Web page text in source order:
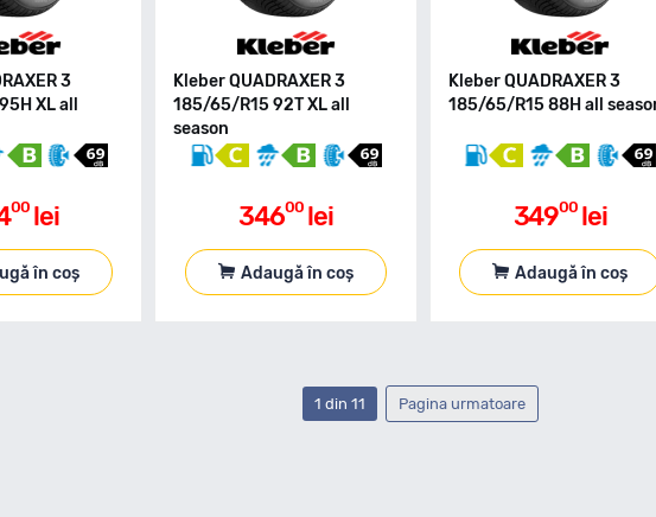
3
XL all
00 lei
în coș
Kleber QUADRAXER 3
185/65/R15 92T XL all
season
34600 lei
Adaugă în coș
Kleber QUADRAXER 3
185/65/R15 88H all
34900 lei
Adaugă în coș
1 din 11 Pagina urmatoare